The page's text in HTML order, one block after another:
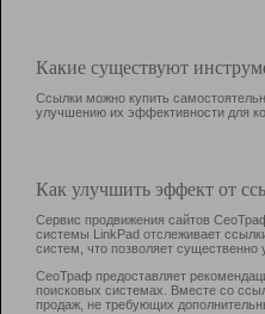
Какие существуют
Ссылки можно купить
улучшению их эффективности для
Как улучшить эффект от
Сервис продвижения сайтов
системы LinkPad отслеживает
систем, что позволяет
СеоТраф предоставляет
поисковых системах. Вместе со
продаж, не требующих